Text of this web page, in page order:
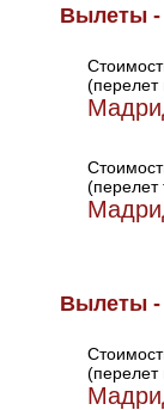
Вылеты -
(перелет
(перелет
Вылеты -
(перелет